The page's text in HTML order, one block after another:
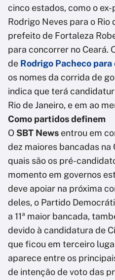
cinco estados, como o
Rodrigo Neves para o Rio
prefeito de Fortaleza
para concorrer no Ceará.
de Rodrigo Pacheco
os nomes da corrida de
indica que terá
Rio de Janeiro, e em ao
Como partidos definem
O SBT News entrou em
dez maiores bancadas
quais são os pré-
momento em governos
deve apoiar na próxima
deles, o Partido
a 11ª maior bancada,
devido à candidatura de
que ficou em terceiro
aparece entre os
de intenção de voto das